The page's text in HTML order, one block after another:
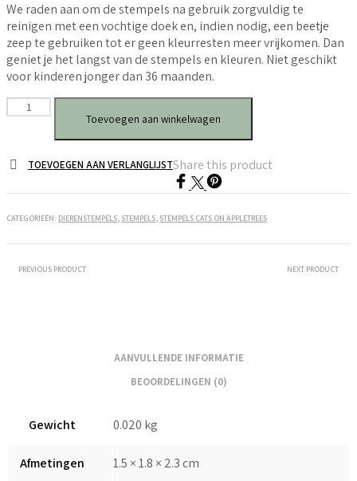
We raden aan om de stempels na gebruik zorgvuldig te
reinigen met een vochtige doek en, indien nodig, een beetje
zeep te gebruiken tot er geen kleurresten meer vrijkomen. Dan
geniet je het langst van de stempels en kleuren. Niet geschikt
voor kinderen jonger dan 36 maanden.
Cats
on
Appletrees
Benoit
Toevoegen aan winkelwagen
TOEVOEGEN AAN VERLANGLIJSTShare this product
CATEGORIEËN: DIERENSTEMPELS, STEMPELS, STEMPELS CATS ON APPLETREES
PREVIOUS PRODUCT NEXT PRODUCT
AANVULLENDE INFORMATIE
BEOORDELINGEN (0)
Gewicht 0.020 kg
Afmetingen 1.5 × 1.8 × 2.3 cm